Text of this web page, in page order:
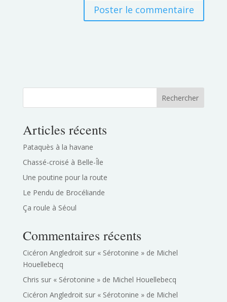
Rechercher
Articles récents
Pataquès à la havane
Chassé-croisé à Belle-Île
Une poutine pour la route
Le Pendu de Brocéliande
Ça roule à Séoul
Commentaires récents
Cicéron Angledroitsur « Sérotonine » de Michel
Houellebecq
Chris sur « Sérotonine » de Michel Houellebecq
Cicéron Angledroitsur « Sérotonine » de Michel